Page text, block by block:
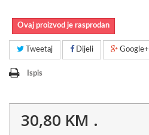
Ovaj proizvod je rasprodan
Tweetaj Dijeli Google+
Ispis
30,80 KM .